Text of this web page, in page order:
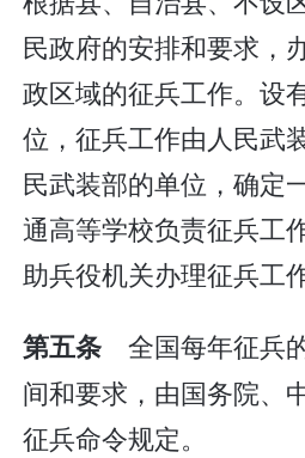
民政府的安排和要求，
政区域的征兵工作。设
位，征兵工作由人民武
民武装部的单位，确定
通高等学校负责征兵工
助兵役机关办理征兵工
第五条 全国每年征兵
间和要求，由国务院、
征兵命令规定。